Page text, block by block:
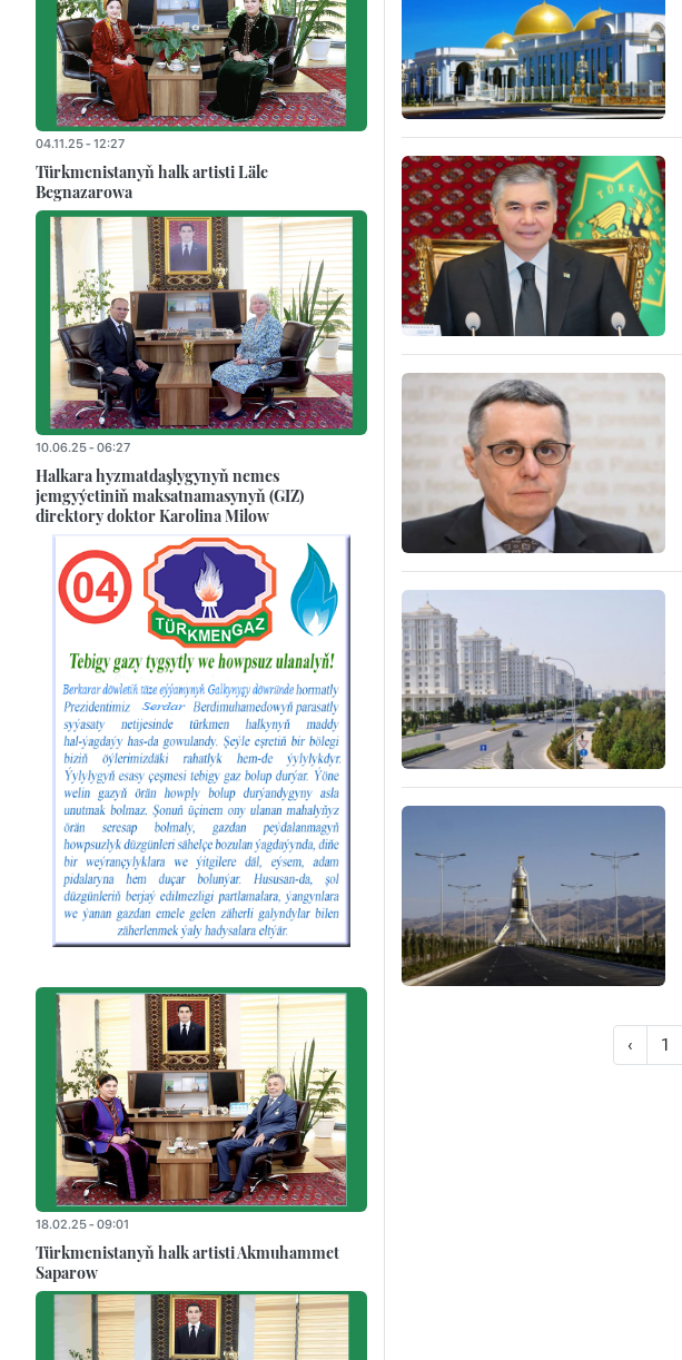
‹ 1
04.11.25 - 12:27
Türkmenistanyň halk artisti Läle
Begnazarowa
10.06.25 - 06:27
Halkara hyzmatdaşlygynyň nemes
jemgyýetiniň maksatnamasynyň (GIZ)
direktory doktor Karolina Milow
18.02.25 - 09:01
Türkmenistanyň halk artisti Akmuhammet
Saparow